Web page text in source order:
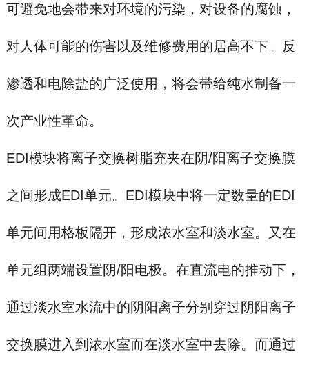
可避免地会带来对环境的污染，对设备的腐蚀，
对人体可能的伤害以及维修费用的居高不下。反
渗透和电除盐的广泛使用，将会带给纯水制备一
次产业性革命。
EDI模块将离子交换树脂充夹在阴/阳离子交换膜
之间形成EDI单元。EDI模块中将一定数量的EDI
单元间用格板隔开，形成浓水室和淡水室。又在
单元组两端设置阴/阳电极。在直流电的推动下，
通过淡水室水流中的阴阳离子分别穿过阴阳离子
交换膜进入到浓水室而在淡水室中去除。而通过